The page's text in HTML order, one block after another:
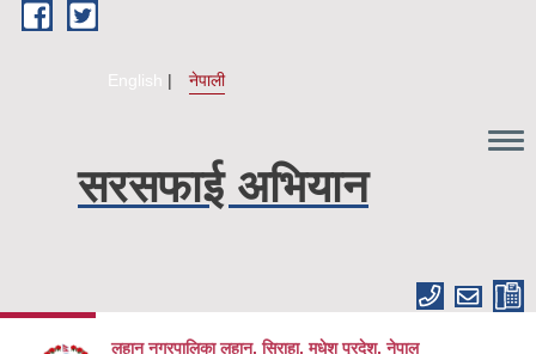
Skip to main content
English नेपाली
सरसफाई अभियान
लहान नगरपालिका लहान, सिराहा, मधेश प्रदेश, नेपाल